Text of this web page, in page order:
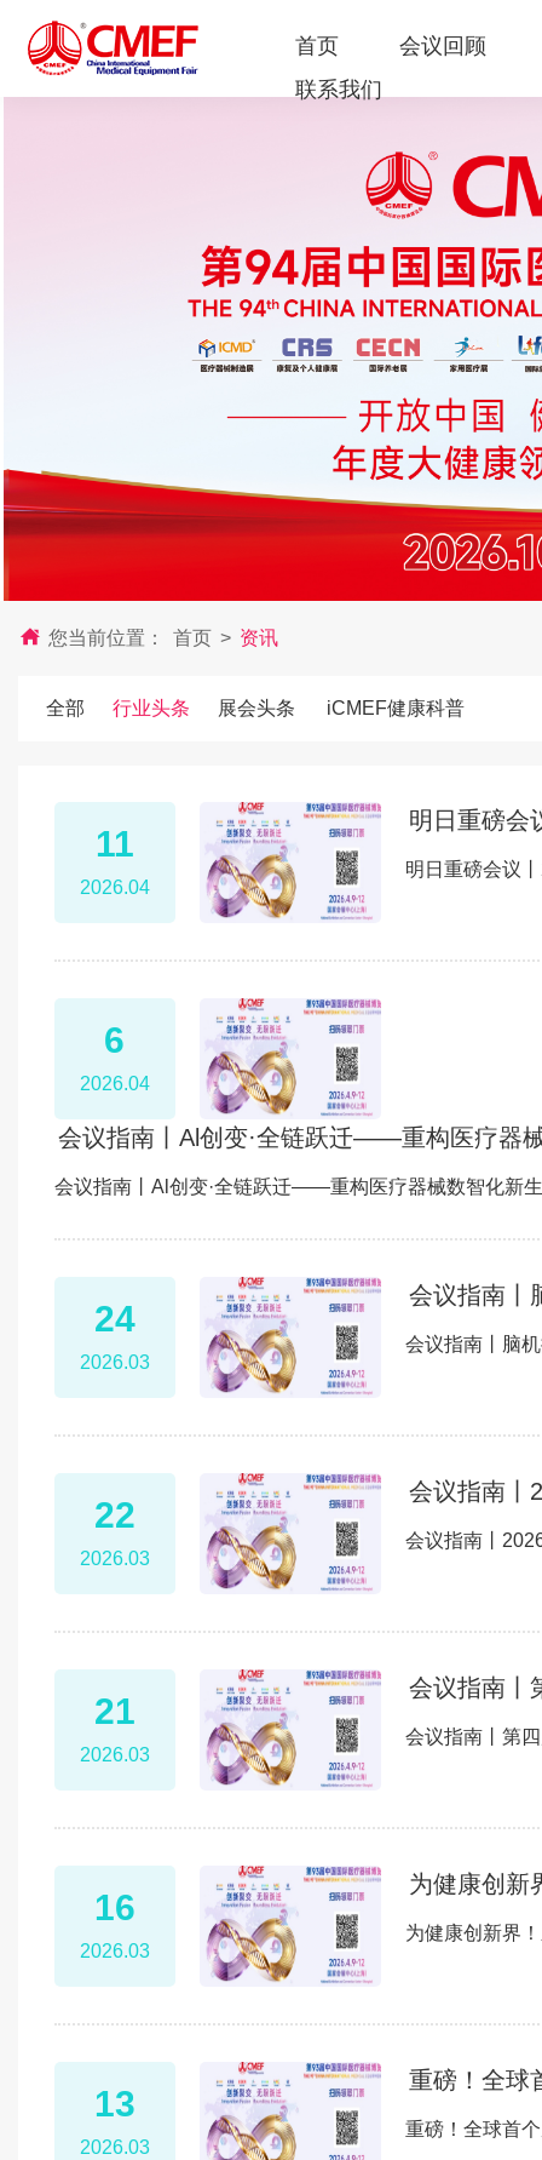
首页
会议回顾
联系我们
您当前位置： 首页 > 资讯
全部 行业头条 展会头条 iCMEF健康科普
11
2026.04
明日重磅会
明日重磅会议
6
2026.04
会议指南丨Al创变·全链跃迁——重构医疗器
会议指南丨Al创变·全链跃迁——重构医疗器械数智化新
24
2026.03
会议指南丨
会议指南丨脑
22
2026.03
会议指南丨
会议指南丨
21
2026.03
会议指南丨
会议指南丨第
16
2026.03
为健康创新
为健康创新界
13
2026.03
重磅！全球
重磅！全球首